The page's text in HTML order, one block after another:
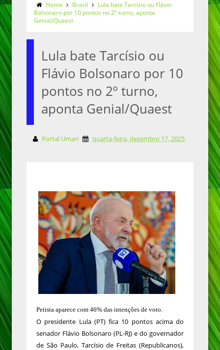
Home Brasil
Lula bate Tarcísio ou Flávio
Bolsonaro por 10 pontos no 2º turno, aponta
Genial/Quaest
Lula bate Tarcísio ou
Flávio Bolsonaro por 10
pontos no 2º turno,
aponta Genial/Quaest
Portal Umari quarta-feira, dezembro 17, 2025
Petista aparece com 46% das intenções de voto.
O presidente Lula (PT) fica 10 pontos acima do
senador Flávio Bolsonaro (PL-RJ) e do governador
de São Paulo, Tarcísio de Freitas (Republicanos),